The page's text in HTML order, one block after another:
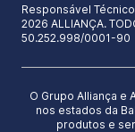
Responsável
2026 ALLIANÇA.
50.252.998/0001-90
O Grupo Alliança e
nos estados da
produtos e